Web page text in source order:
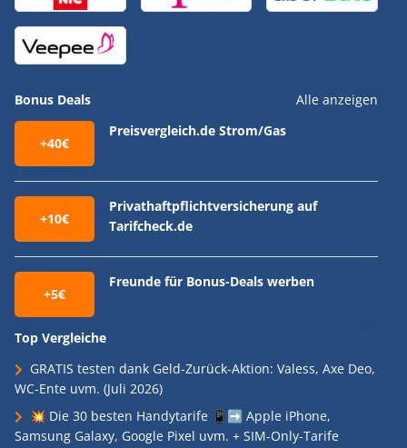
Bonus Deals Alle anzeigen
+40€
Preisvergleich.de Strom/Gas
+10€
Privathaftpflichtversicherung auf
Tarifcheck.de
+5€
Freunde für Bonus-Deals werben
Top Vergleiche
GRATIS testen dank Geld-Zurück-Aktion: Valess, Axe Deo,
WC-Ente uvm. (Juli 2026)
💥 Die 30 besten Handytarife 📱➡️ Apple iPhone,
Samsung Galaxy, Google Pixel uvm. + SIM-Only-Tarife